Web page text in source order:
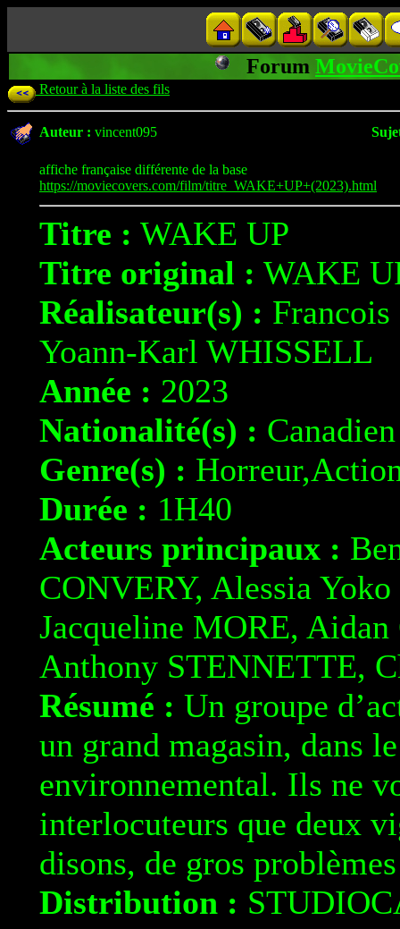
Forum
Retour à la liste des fils
Auteur : vincent095
affiche française différente de la base
https://moviecovers.com/film/titre_WAKE+UP+(2023).html
Titre : WAKE UP
Titre original : WAKE
Réalisateur(s) :
Yoann-Karl WHISSELL
Année : 2023
Nationalité(s) : Canadien
Genre(s) :
Durée : 1H40
Acteurs principaux :
CONVERY, Alessia
Jacqueline MORE,
Anthony STENNETTE,
Résumé : Un groupe
un grand magasin, dans
environnemental. Ils ne
interlocuteurs que deux
disons, de gros
Distribution :